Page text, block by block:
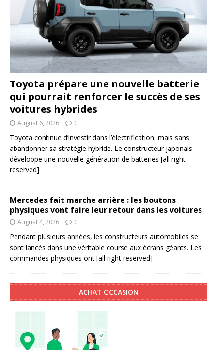
Toyota prépare une nouvelle batterie
qui pourrait renforcer le succès de ses
voitures hybrides
August 6, 2026 0
Toyota continue d’investir dans l’électrification, mais sans
abandonner sa stratégie hybride. Le constructeur japonais
développe une nouvelle génération de batteries [all right
reserved]
Mercedes fait marche arrière : les boutons
physiques vont faire leur retour dans les voitures
August 4, 2026 0
Pendant plusieurs années, les constructeurs automobiles se
sont lancés dans une véritable course aux écrans géants. Les
commandes physiques ont [all right reserved]
ACHAT OCCASION